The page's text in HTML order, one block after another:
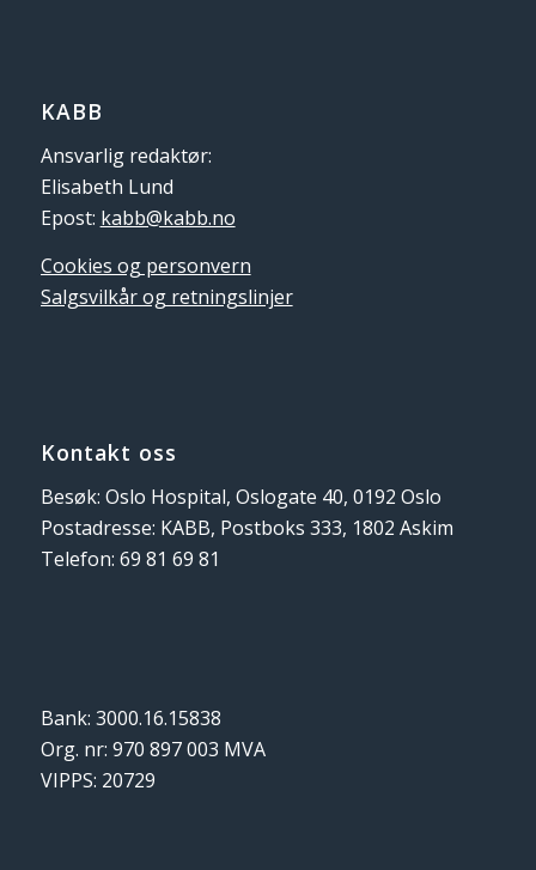
KABB
Ansvarlig redaktør:
Elisabeth Lund
Epost: kabb@kabb.no
Cookies og personvern
Salgsvilkår og retningslinjer
Kontakt oss
Besøk: Oslo Hospital, Oslogate 40, 0192 Oslo
Postadresse: KABB, Postboks 333, 1802 Askim
Telefon: 69 81 69 81
Bank: 3000.16.15838
Org. nr: 970 897 003 MVA
VIPPS: 20729